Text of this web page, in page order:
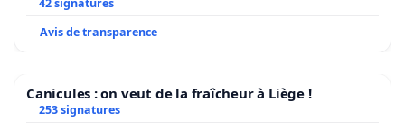
Avis de transparence
Canicules : on veut de la fraîcheur à Liège !
253 signatures